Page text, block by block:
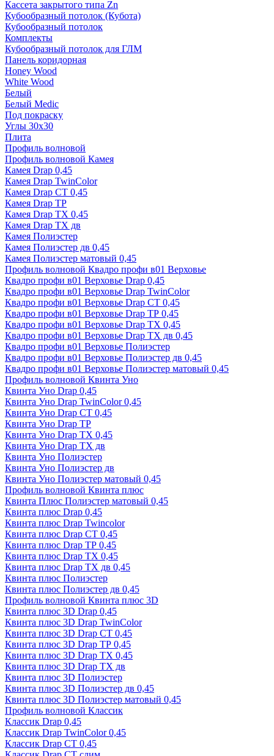
Кассета закрытого типа Zn
Кубообразный потолок (Кубота)
Кубообразный потолок
Комплекты
Кубообразный потолок для ГЛМ
Панель коридорная
Honey Wood
White Wood
Белый
Белый Medic
Под покраску
Углы 30х30
Плита
Профиль волновой
Профиль волновой Камея
Камея Drap 0,45
Камея Drap TwinColor
Камея Drap СТ 0,45
Камея Drap ТР
Камея Drap ТХ 0,45
Камея Drap ТХ дв
Камея Полиэстер
Камея Полиэстер дв 0,45
Камея Полиэстер матовый 0,45
Профиль волновой Квадро профи в01 Верховье
Квадро профи в01 Верховье Drap 0,45
Квадро профи в01 Верховье Drap TwinColor
Квадро профи в01 Верховье Drap СТ 0,45
Квадро профи в01 Верховье Drap ТР 0,45
Квадро профи в01 Верховье Drap ТХ 0,45
Квадро профи в01 Верховье Drap ТХ дв 0,45
Квадро профи в01 Верховье Полиэстер
Квадро профи в01 Верховье Полиэстер дв 0,45
Квадро профи в01 Верховье Полиэстер матовый 0,45
Профиль волновой Квинта Уно
Квинта Уно Drap 0,45
Квинта Уно Drap TwinColor 0,45
Квинта Уно Drap СТ 0,45
Квинта Уно Drap ТР
Квинта Уно Drap ТХ 0,45
Квинта Уно Drap ТХ дв
Квинта Уно Полиэстер
Квинта Уно Полиэстер дв
Квинта Уно Полиэстер матовый 0,45
Профиль волновой Квинта плюс
Квинта Плюс Полиэстер матовый 0,45
Квинта плюс Drap 0,45
Квинта плюс Drap Twincolor
Квинта плюс Drap СТ 0,45
Квинта плюс Drap ТР 0,45
Квинта плюс Drap ТХ 0,45
Квинта плюс Drap ТХ дв 0,45
Квинта плюс Полиэстер
Квинта плюс Полиэстер дв 0,45
Профиль волновой Квинта плюс 3D
Квинта плюс 3D Drap 0,45
Квинта плюс 3D Drap TwinColor
Квинта плюс 3D Drap СТ 0,45
Квинта плюс 3D Drap ТР 0,45
Квинта плюс 3D Drap ТХ 0,45
Квинта плюс 3D Drap ТХ дв
Квинта плюс 3D Полиэстер
Квинта плюс 3D Полиэстер дв 0,45
Квинта плюс 3D Полиэстер матовый 0,45
Профиль волновой Классик
Классик Drap 0,45
Классик Drap TwinColor 0,45
Классик Drap СТ 0,45